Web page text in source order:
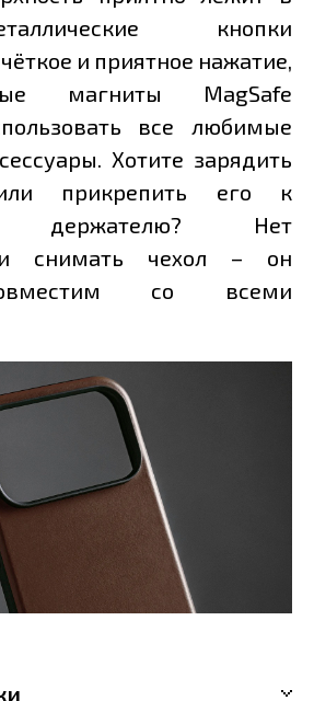
кнопки
и приятное нажатие,
магниты MagSafe
все любимые
Хотите зарядить
прикрепить его к
держателю? Нет
снимать чехол – он
со всеми